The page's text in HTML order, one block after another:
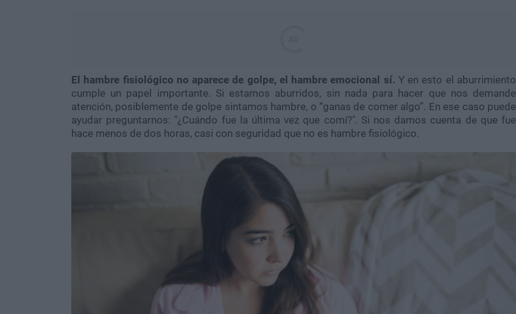
El hambre fisiológico no aparece de golpe, el hambre emocional sí. Y en esto el aburrimiento
cumple un papel importante. Si estamos aburridos, sin nada para hacer que nos demande
atención, posiblemente de golpe sintamos hambre, o “ganas de comer algo”. En ese caso puede
ayudar preguntarnos: "¿Cuándo fue la última vez que comí?". Si nos damos cuenta de que fue
hace menos de dos horas, casi con seguridad que no es hambre fisiológico.